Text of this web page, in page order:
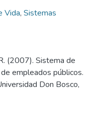
Vida, Sistemas
(2007). Sistema de
empleados públicos.
Don Bosco,